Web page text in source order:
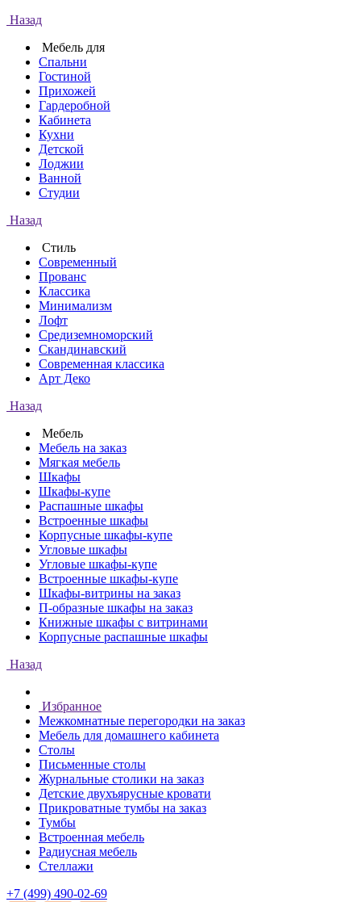
Назад
Мебель для
Спальни
Гостиной
Прихожей
Гардеробной
Кабинета
Кухни
Детской
Лоджии
Ванной
Студии
Назад
Стиль
Современный
Прованс
Классика
Минимализм
Лофт
Средиземноморский
Скандинавский
Современная классика
Арт Деко
Назад
Мебель
Мебель на заказ
Мягкая мебель
Шкафы
Шкафы-купе
Распашные шкафы
Встроенные шкафы
Корпусные шкафы-купе
Угловые шкафы
Угловые шкафы-купе
Встроенные шкафы-купе
Шкафы-витрины на заказ
П-образные шкафы на заказ
Книжные шкафы с витринами
Корпусные распашные шкафы
Назад
Избранное
Межкомнатные перегородки на заказ
Мебель для домашнего кабинета
Столы
Письменные столы
Журнальные столики на заказ
Детские двухъярусные кровати
Прикроватные тумбы на заказ
Тумбы
Встроенная мебель
Радиусная мебель
Стеллажи
+7 (499) 490-02-69